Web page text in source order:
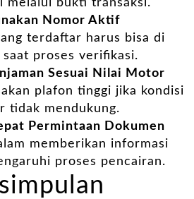
melalui bukti transaksi.
Nomor Aktif
terdaftar harus bisa di
saat proses verifikasi.
Sesuai Nilai Motor
plafon tinggi jika kondisi
tidak mendukung.
Permintaan Dokumen
memberikan informasi
proses pencairan.